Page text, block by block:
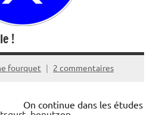
!
fourquet 2 commentaires
On continue dans les études